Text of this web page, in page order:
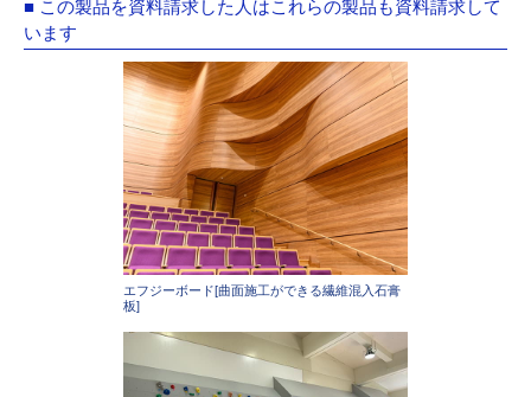
■ この製品を資料請求した人はこれらの製品も資料請求して
います
エフジーボード[曲面施工ができる繊維混入石膏
板]